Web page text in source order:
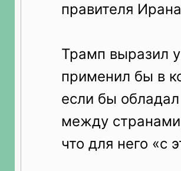
правителя
Трамп выразил
применил бы в
если бы
между
что для него «с